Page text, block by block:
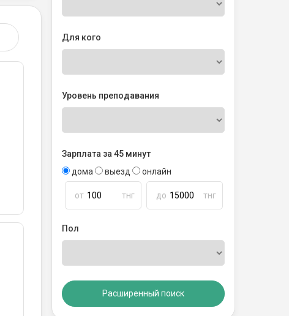
Для кого
Уровень преподавания
Зарплата за 45 минут
дома
выезд онлайн
от тнг до тнг
Пол
Расширенный поиск